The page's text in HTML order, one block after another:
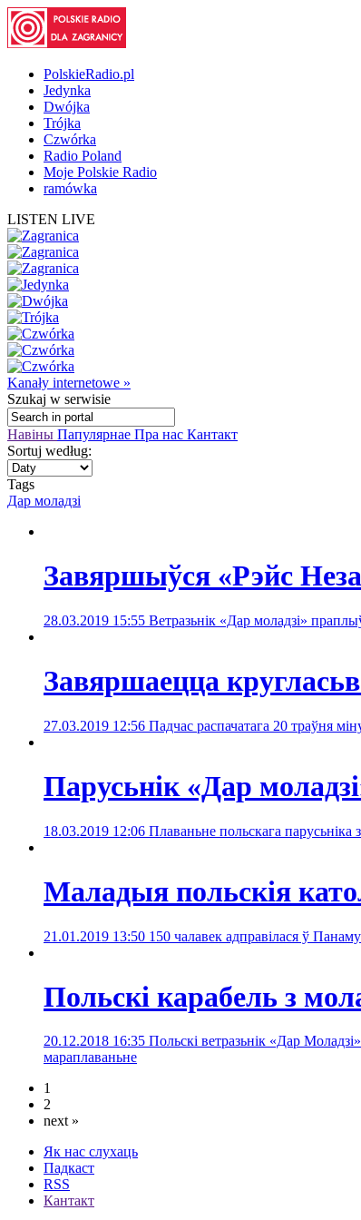
PolskieRadio.pl
Jedynka
Dwójka
Trójka
Czwórka
Radio Poland
Moje Polskie Radio
ramówka
LISTEN LIVE
Kanały internetowe »
Szukaj w serwisie
Навіны Папулярнае Пра нас Кантакт
Sortuj według:
Tags
Дар моладзі
Завяршыўся «Рэйс
28.03.2019 15:55 Ветразьнік «Дар моладзі»
Завяршаецца
27.03.2019 12:56 Падчас распачатага 20 траўня
Парусьнік «Дар
18.03.2019 12:06 Плаваньне польскага
Маладыя польскія
21.01.2019 13:50 150 чалавек адправілася ў
Польскі карабель з
20.12.2018 16:35 Польскі ветразьнік «Дар
мараплаваньне
1
2
next »
Як нас слухаць
Падкаст
RSS
Кантакт